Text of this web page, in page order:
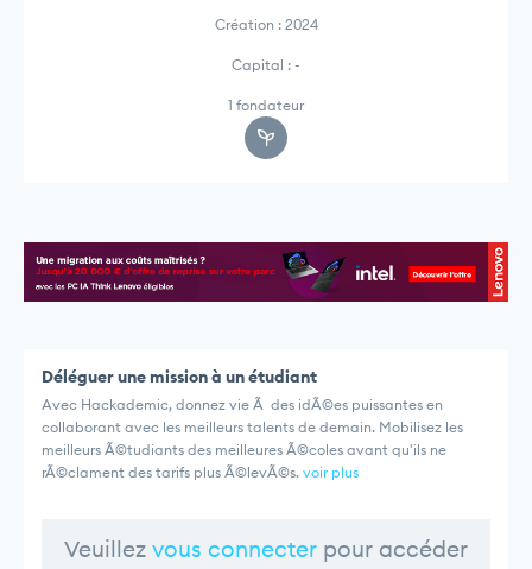
Création : 2024
Capital : -
1 fondateur
Déléguer une mission à un étudiant
Avec Hackademic, donnez vie Ã des idÃ©es puissantes en
collaborant avec les meilleurs talents de demain. Mobilisez les
meilleurs Ã©tudiants des meilleures Ã©coles avant qu'ils ne
rÃ©clament des tarifs plus Ã©levÃ©s. voir plus
Veuillez vous connecter pour accéder